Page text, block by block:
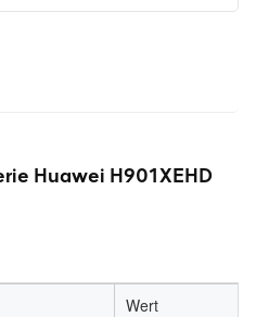
Huawei H901XEHD
Wert